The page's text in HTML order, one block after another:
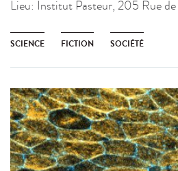
Lieu: Institut Pasteur, 205 Rue
SCIENCE FICTION SOCIÉTÉ